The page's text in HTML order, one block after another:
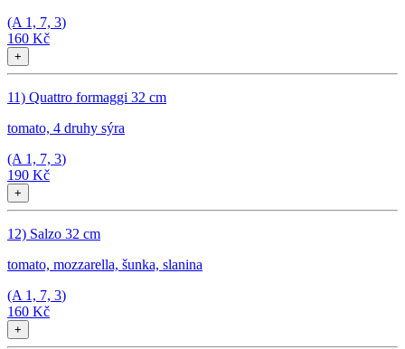
(A 1, 7, 3)
160 Kč
+
11) Quattro formaggi 32 cm
tomato, 4 druhy sýra
(A 1, 7, 3)
190 Kč
+
12) Salzo 32 cm
tomato, mozzarella, šunka, slanina
(A 1, 7, 3)
160 Kč
+